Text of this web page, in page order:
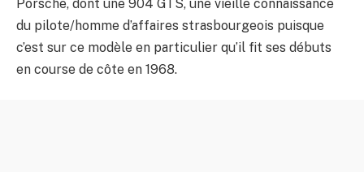
Porsche, dont une 904 GTS, une vieille connaissance
du pilote/homme d’affaires strasbourgeois puisque
c’est sur ce modèle en particulier qu’il fit ses débuts
en course de côte en 1968.